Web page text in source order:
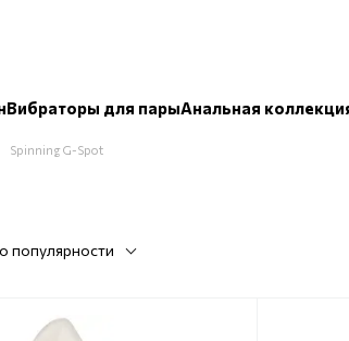
Вибраторы для парыАнальная
Spinning G-Spot
популярности